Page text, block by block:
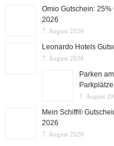
Omio Gutschein:
2026
7. August 2026
Leonardo Hotels
7. August 2026
Parken
7. August
Mein Schiff®
2026
7. August 2026